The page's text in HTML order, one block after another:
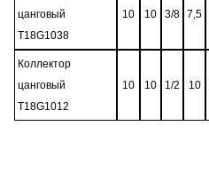
цанговый
T18G1038
10 10 3/8 7,5
Коллектор
цанговый
T18G1012
10 10 1/2 10